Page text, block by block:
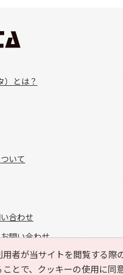
用者が当サイトを閲覧する
とで、クッキーの使用に同
）とは？
いて
合わせ
問い合わせ